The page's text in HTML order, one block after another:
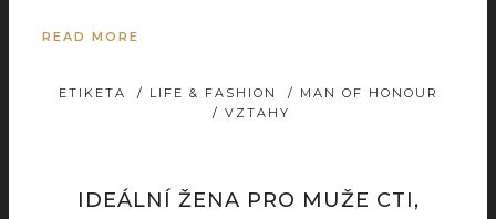
READ MORE
ETIKETA / LIFE & FASHION / MAN OF HONOUR
/ VZTAHY
IDEÁLNÍ ŽENA PRO MUŽE CTI,